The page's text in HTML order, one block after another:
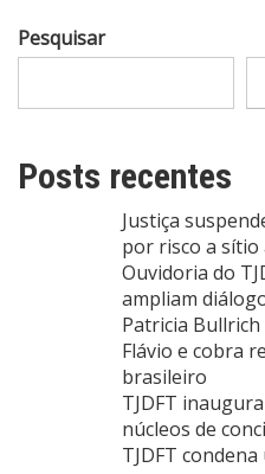
Pesquisar
Posts recentes
Justiça
por risco a
Ouvidoria do
ampliam
Patricia
Flávio e cobra
brasileiro
TJDFT
núcleos de
TJDFT